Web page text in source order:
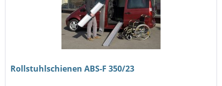
Rollstuhlschienen ABS-F 350/23